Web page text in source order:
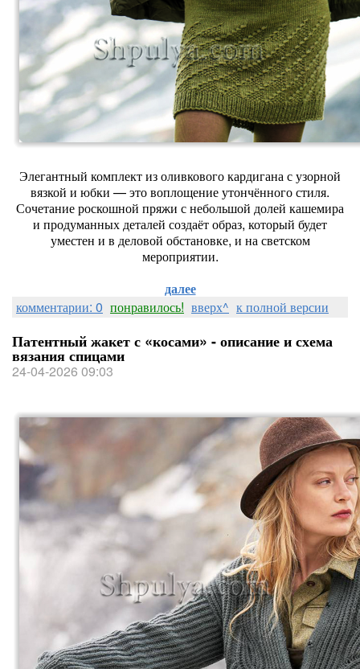
Элегантный комплект из оливкового кардигана с узорной
вязкой и юбки — это воплощение утончённого стиля.
Сочетание роскошной пряжи с небольшой долей кашемира
и продуманных деталей создаёт образ, который будет
уместен и в деловой обстановке, и на светском
мероприятии.
далее
комментарии: 0 понравилось! вверх^ к полной версии
Патентный жакет с «косами» - описание и схема
вязания спицами
24-04-2026 09:03